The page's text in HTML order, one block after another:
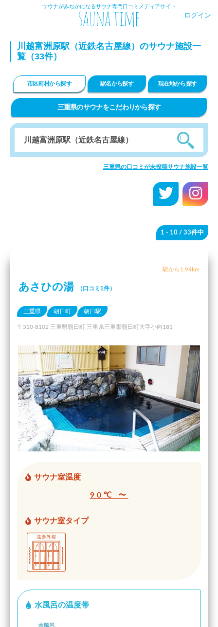
サウナがみぢかになるサウナ専門口コミメディアサイト
ログイン
川越富洲原駅（近鉄名古屋線）のサウナ施設一
覧（33件）
市区町村から探す 駅名から探す 現在地から探す
三重県のサウナをこだわりから探す
三重県の口コミが未投稿サウナ施設一覧
1 - 10 / 33件中
駅から1.94km
あさひの湯 （口コミ1件）
三重県 朝日町 朝日駅
〒510-8102 三重県朝日町 三重県三重郡朝日町大字小向181
サウナ室温度
90℃ 〜
サウナ室タイプ
水風呂の温度帯